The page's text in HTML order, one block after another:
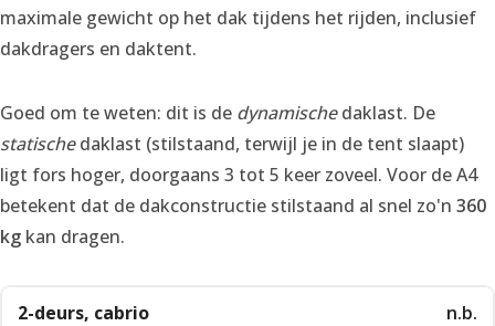
maximale gewicht op het dak tijdens het rijden, inclusief
dakdragers en daktent.
Goed om te weten: dit is de dynamischedaklast. De
statischedaklast (stilstaand, terwijl je in de tent slaapt)
ligt fors hoger, doorgaans 3 tot 5 keer zoveel. Voor de A4
betekent dat de dakconstructie stilstaand al snel zo'n 360
kg kan dragen.
2-deurs, cabrio n.b.